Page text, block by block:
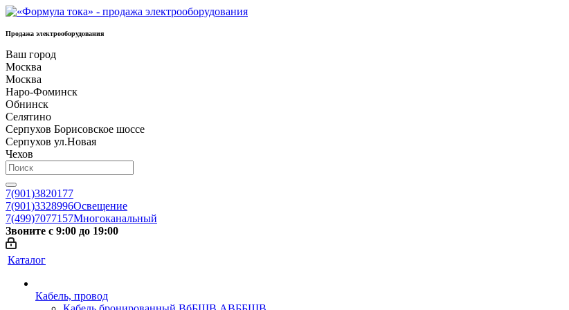
Продажа электрооборудования
Ваш город
Москва
Москва
Наро-Фоминск
Обнинск
Селятино
Серпухов Борисовское шоссе
Серпухов ул.Новая
Чехов
7(901)3820177
7(901)3328996Освещение
7(499)7077157Многоканальный
Звоните с 9:00 до 19:00
Каталог
Кабель, провод